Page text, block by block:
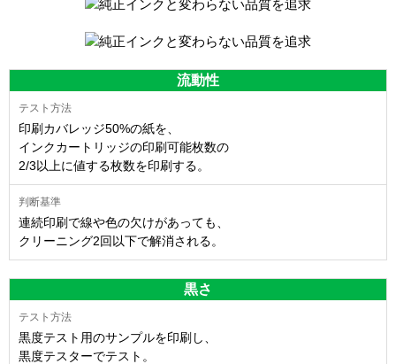
流動性
印刷カバレッジ50%の紙を、
インクカートリッジの印刷可能枚数の
2/3以上に値する枚数を印刷する。
連続印刷で線や色の欠けがあっても、
クリーニング2回以下で解消される。
黒さ
黒度テスト用のサンプルを印刷し、
黒度テスターでテスト。